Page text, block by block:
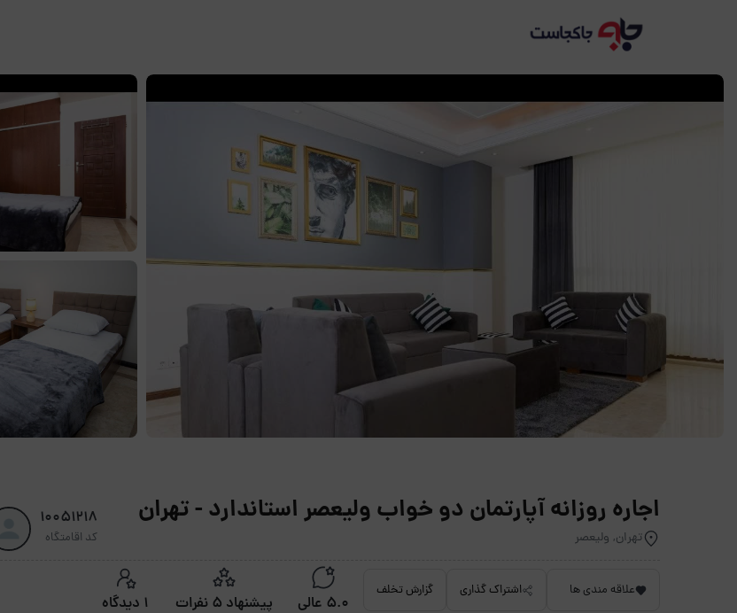
اجاره روزانه آپارتمان دو خواب ولیعصر استاندارد - تهران
تهران, ولیعصر
10051218
کد اقامتگاه
علاقه مندی ها اشتراک گذاری گزارش تخلف
5.0 عالی پیشنهاد 5 نفرات 1 دیدگاه